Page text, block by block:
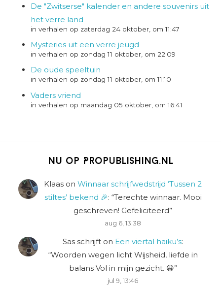
De "Zwitserse" kalender en andere souvenirs uit
het verre land
in verhalen op zaterdag 24 oktober, om 11:47
Mysteries uit een verre jeugd
in verhalen op zondag 11 oktober, om 22:09
De oude speeltuin
in verhalen op zondag 11 oktober, om 11:10
Vaders vriend
in verhalen op maandag 05 oktober, om 16:41
Nu op Propublishing.nl
Klaas on Winnaar schrijfwedstrijd ‘Tussen 2
stiltes’ bekend 🎉: “Terechte winnaar. Mooi
geschreven! Gefeliciteerd”
aug 6, 13:38
Sas schrijft on Een viertal haiku’s:
“Woorden wegen licht Wijsheid, liefde in
balans Vol in mijn gezicht. 😀”
jul 9, 13:46